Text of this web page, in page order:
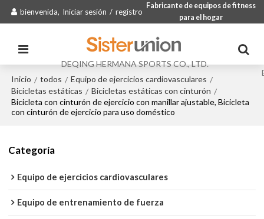
bienvenida, Iniciar sesión / registro
Fabricante de equipos de fitness
para el hogar
DEQING HERMANA SPORTS CO., LTD.
Inicio / todos / Equipo de ejercicios cardiovasculares /
Bicicletas estáticas / Bicicletas estáticas con cinturón /
Bicicleta con cinturón de ejercicio con manillar ajustable, Bicicleta
con cinturón de ejercicio para uso doméstico
Categoría
Equipo de ejercicios cardiovasculares
Equipo de entrenamiento de fuerza